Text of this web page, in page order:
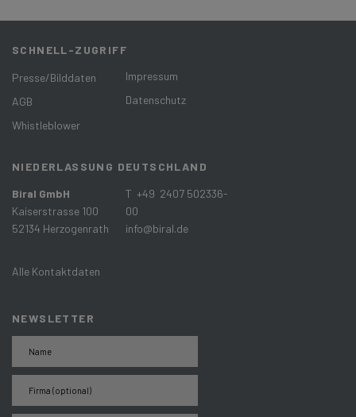
SCHNELL-ZUGRIFF
Presse/Bilddaten
AGB
Whistleblower
Impressum
Datenschutz
NIEDERLASSUNG DEUTSCHLAND
Biral GmbH
Kaiserstrasse 100
52134 Herzogenrath
Alle Kontaktdaten
T +49 2407 502336-
00
info@biral.de
NEWSLETTER